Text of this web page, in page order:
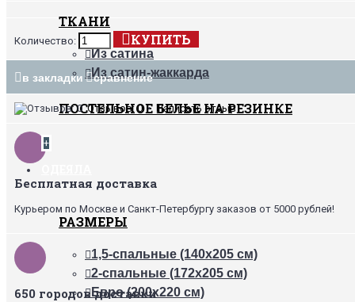
ТКАНИ
Из сатина
Из сатин-жаккарда
ПОСТЕЛЬНОЕ БЕЛЬЕ НА РЕЗИНКЕ
+
РАЗМЕРЫ
1,5-спальные (140х205 см)
2-спальные (172х205 см)
Евро (200х220 см)
Количество: КУПИТЬ
в закладки сравнение
Отзывов: 0• Написать отзыв
Бесплатная доставка
Курьером по Москве и Санкт-Петербургу заказов от 5000 рублей!
650 городов доставки